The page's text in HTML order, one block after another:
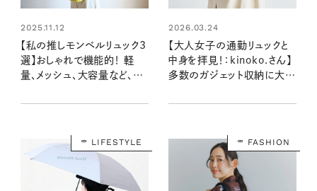
2025.11.12
【私の推しモンベルリュック3
選】おしゃれで機能的！ 軽
量、メッシュ、大容量など、用
利な3型はコレ！
2026.03.24
【大人女子の通勤リュックと
中身を拝見！：kinoko.さん】
多数のガジェット収納に大活
LIFESTYLE FASHION